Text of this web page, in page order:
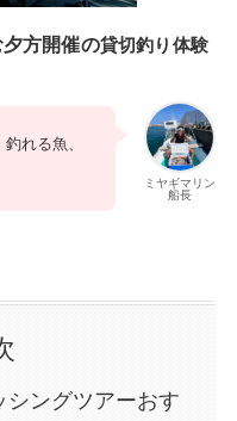
夕方開催の貸切釣り体験
ミヤギマリン
船長
れる魚、
ングツアーおす